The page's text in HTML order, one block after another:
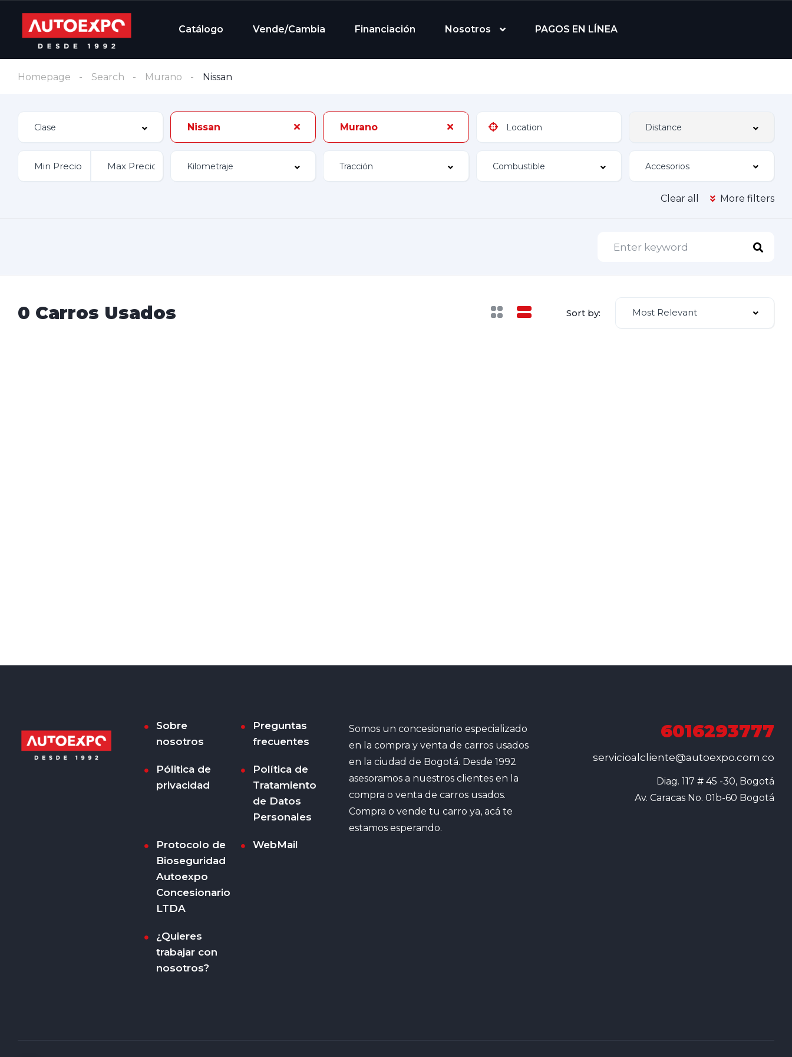
Catálogo Vende/Cambia Financiación Nosotros PAGOS EN LÍNEA
Homepage Search Murano Nissan
Nissan Murano
Accesorios
Clear all More filters
0 Carros Usados Sort by: Most Relevant
Sobre
nosotros
Preguntas
frecuentes
Pólitica de
privacidad
Política de
Tratamiento
de Datos
Personales
Protocolo de
Bioseguridad
Autoexpo
Concesionario
LTDA
WebMail
¿Quieres
trabajar con
nosotros?
Somos un concesionario especializado
en la compra y venta de carros usados
en la ciudad de Bogotá. Desde 1992
asesoramos a nuestros clientes en la
compra o venta de carros usados.
Compra o vende tu carro ya, acá te
estamos esperando.
6016293777
servicioalcliente@autoexpo.com.co
Diag. 117 # 45 -30, Bogotá
Av. Caracas No. 01b-60 Bogotá